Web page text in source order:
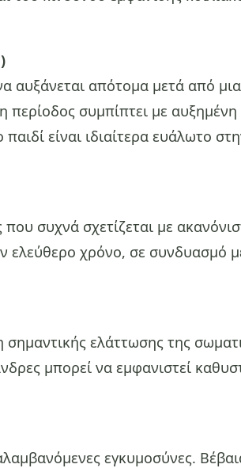
αυξάνεται απότομα μετά από
περίοδος συμπίπτει με
είναι ιδιαίτερα ευάλωτο
συχνά σχετίζεται με
ελεύθερο χρόνο, σε συνδυασμό
ελάττωσης της
μπορεί να εμφανιστεί
εγκυμοσύνες.